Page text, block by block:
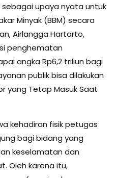
upaya nyata untuk
Minyak (BBM) secara
Airlangga Hartarto,
penghematan
angka Rp6,2 triliun bagi
publik bisa dilakukan
yang Tetap Masuk Saat
kehadiran fisik petugas
bagi bidang yang
keselamatan dan
Oleh karena itu,